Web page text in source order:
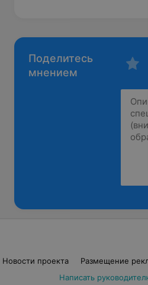
Поделитесь
мнением
Новости проекта Размещение
Написать